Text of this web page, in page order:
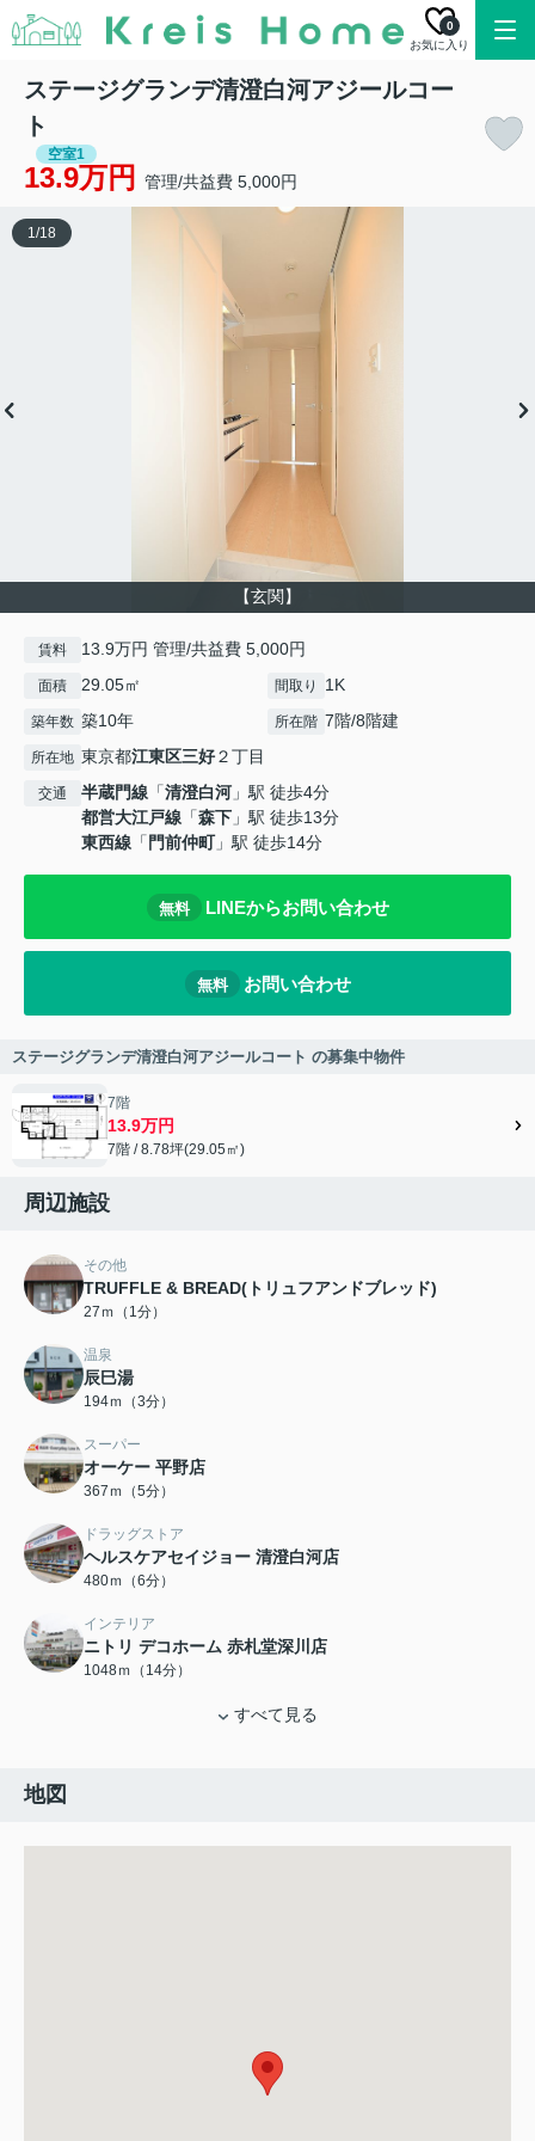
お気に入り
0
ステージグランデ清澄白河アジールコー
ト
空室1
13.9万円 管理/共益費 5,000円
【玄関】
1/18
賃料 13.9万円 管理/共益費 5,000円
面積 29.05㎡ 間取り 1K
築年数 築10年 所在階 7階/8階建
所在地 東京都江東区三好２丁目
交通 半蔵門線 「清澄白河 」駅 徒歩4分
都営大江戸線 「森下 」駅 徒歩13分
東西線 「 門前仲町」駅 徒歩14分
無料 LINEからお問い合わせ
無料 お問い合わせ
ステージグランデ清澄白河アジールコート の募集中物件
7階
13.9万円
7階 / 8.78坪(29.05㎡)
周辺施設
その他
TRUFFLE & BREAD(トリュフアンドブレッド)
27ｍ（1分）
温泉
辰巳湯
194ｍ（3分）
スーパー
オーケー 平野店
367ｍ（5分）
ドラッグストア
ヘルスケアセイジョー 清澄白河店
480ｍ（6分）
インテリア
ニトリ デコホーム 赤札堂深川店
1048ｍ（14分）
すべて見る
地図